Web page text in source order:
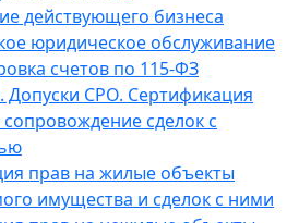
действующего бизнеса
юридическое обслуживание
счетов по 115-ФЗ
Допуски СРО. Сертификация
сделок с
прав на жилые объекты
имущества и сделок с ними